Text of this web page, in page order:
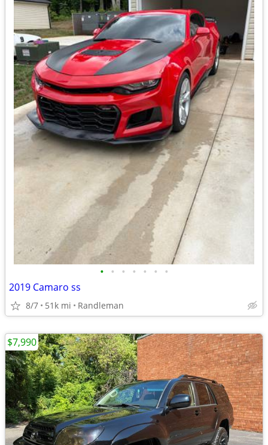
• • • • • • •
2019 Camaro ss
8/7 51k mi Randleman
$7,990